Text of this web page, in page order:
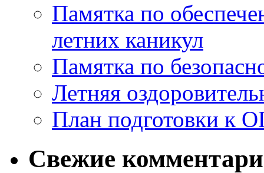
Памятка по
летних каникул
Памятка по
Летняя
План подготовки к
Свежие